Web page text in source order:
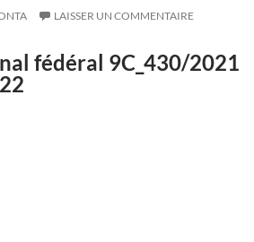
LAISSER UN COMMENTAIRE
fédéral 9C_430/2021